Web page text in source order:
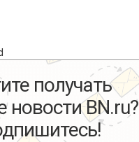
получать
новости BN.ru?